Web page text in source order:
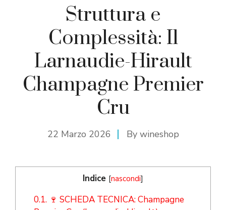
Struttura e
Complessità: Il
Larnaudie-Hirault
Champagne Premier
Cru
22 Marzo 2026 By wineshop
Indice [nascondi]
0.1.🍷 SCHEDA TECNICA: Champagne